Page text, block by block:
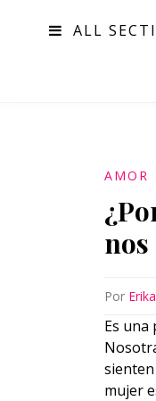
ALL
AMOR
Por
Es
mujer